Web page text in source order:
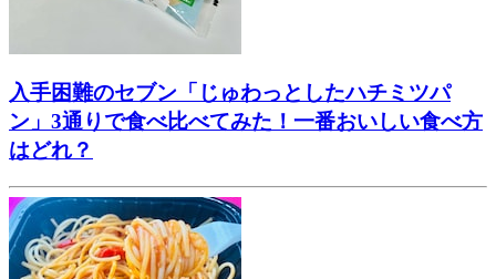
入手困難のセブン「じゅわっとしたハチミツパ
ン」3通りで食べ比べてみた！一番おいしい食べ方
はどれ？